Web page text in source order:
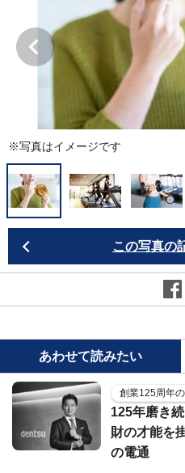
※写真はイメージです
この写真の
あわせて読みたい
創業125周年
125年磨き
財の才能を
の電通